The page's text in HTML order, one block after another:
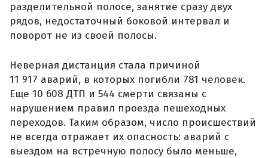
разделительной полосе, занятие сразу двух
рядов, недостаточный боковой интервал и
поворот не из своей полосы.
Неверная дистанция стала причиной
11 917 аварий, в которых погибли 781 человек.
Еще 10 608 ДТП и 544 смерти связаны с
нарушением правил проезда пешеходных
переходов. Таким образом, число происшествий
не всегда отражает их опасность: аварий с
выездом на встречную полосу было меньше,